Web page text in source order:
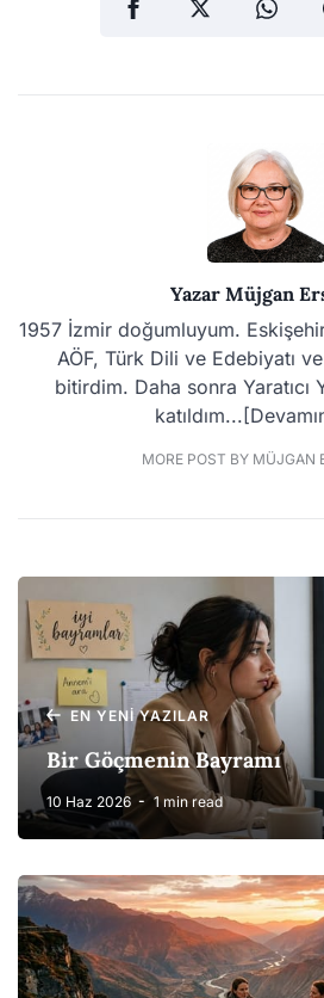
Yazar Müjgan
1957 İzmir doğumluyum.
AÖF, Türk Dili ve Edebiyatı
bitirdim. Daha sonra Yaratıcı
MORE POST BY MÜJGAN
EN YENI YAZILAR
Bir Göçmenin Bayramı
10 Haz 2026 1 min read